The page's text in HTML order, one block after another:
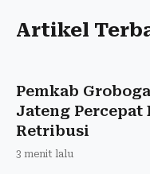
Artikel
Pemkab
Jateng
Retribusi
3 menit lalu